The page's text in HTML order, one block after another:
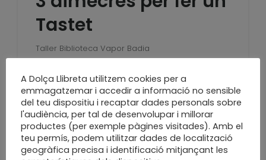
Tastet
Taller Biblioteca Vapor Badia
Dissabte 25.05 taller
A Dolça Llibreta utilitzem cookies per a
emmagatzemar i accedir a informació no sensible
del teu dispositiu i recaptar dades personals sobre
l'audiència, per tal de desenvolupar i millorar
productes (per exemple pàgines visitades). Amb el
teu permís, podem utilitzar dades de localització
geogràfica precisa i identificació mitjançant les